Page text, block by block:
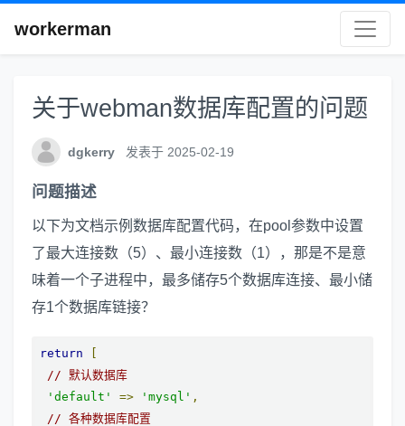
workerman
关于webman数据库配置的问题
dgkerry 发表于 2025-02-19
问题描述
以下为文档示例数据库配置代码，在pool参数中设置
了最大连接数（5）、最小连接数（1），那是不是意
味着一个子进程中，最多储存5个数据库连接、最小储
存1个数据库链接？
return
// 默认数据库
'default'
=> 'mysql' ,
// 各种数据库配置